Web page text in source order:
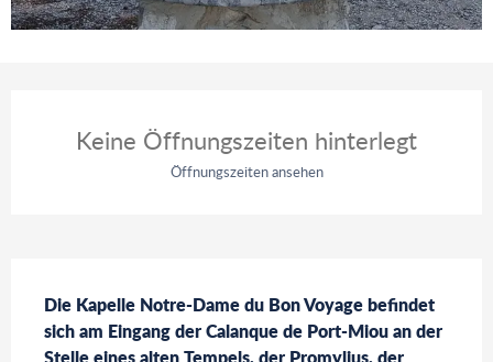
Keine Öffnungszeiten hinterlegt
Öffnungszeiten ansehen
Die Kapelle Notre-Dame du Bon Voyage befindet
sich am Eingang der Calanque de Port-Miou an der